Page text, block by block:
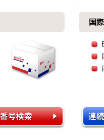
国